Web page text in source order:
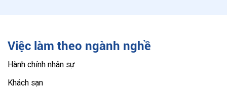
Việc làm theo ngành nghề
Hành chính nhân sự
Khách sạn